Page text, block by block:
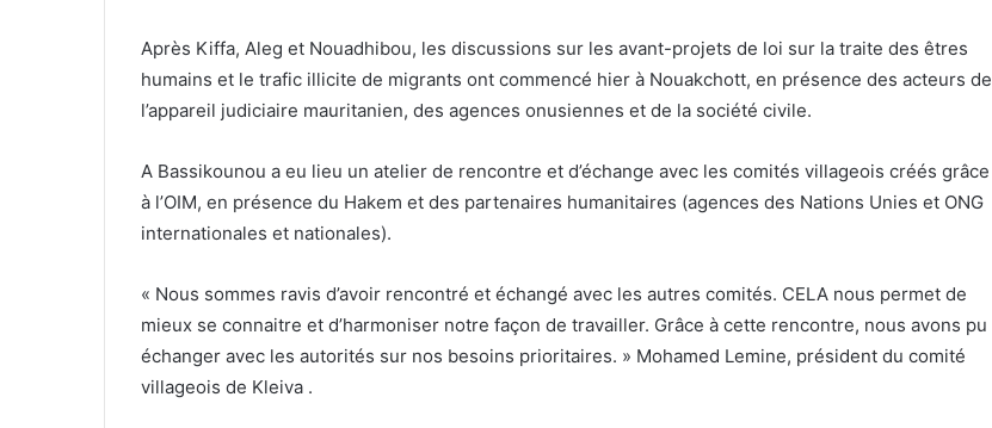
Après Kiffa, Aleg et Nouadhibou, les discussions sur les avant-projets de loi sur la traite des êtres
humains et le trafic illicite de migrants ont commencé hier à Nouakchott, en présence des acteurs de
l’appareil judiciaire mauritanien, des agences onusiennes et de la société civile.
A Bassikounou a eu lieu un atelier de rencontre et d’échange avec les comités villageois créés grâce
à l’OIM, en présence du Hakem et des partenaires humanitaires (agences des Nations Unies et ONG
internationales et nationales).
« Nous sommes ravis d’avoir rencontré et échangé avec les autres comités. CELA nous permet de
mieux se connaitre et d’harmoniser notre façon de travailler. Grâce à cette rencontre, nous avons pu
échanger avec les autorités sur nos besoins prioritaires. » Mohamed Lemine, président du comité
villageois de Kleiva .